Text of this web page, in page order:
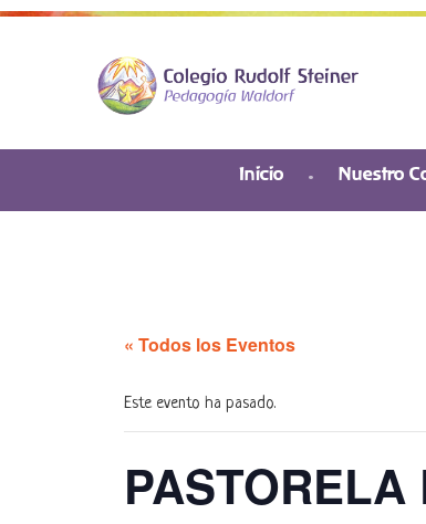
Inicio Nuestro
« Todos los Eventos
Este evento ha pasado.